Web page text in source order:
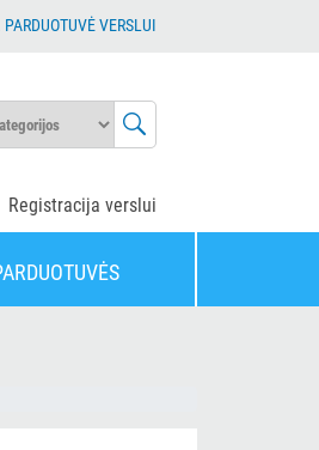
PARDUOTUVĖ VERSLUI
Registracija verslui